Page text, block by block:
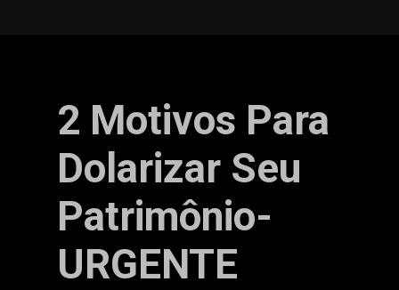
2 Motivos Para
Dolarizar Seu
Patrimônio-
URGENTE